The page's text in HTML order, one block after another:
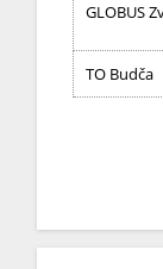
GLOBUS
TO Budča